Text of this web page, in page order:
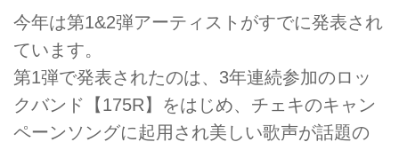
今年は第1&2弾アーティストがすでに発表され
ています。
第1弾で発表されたのは、3年連続参加のロッ
クバンド【175R】をはじめ、チェキのキャン
ペーンソングに起用され美しい歌声が話題の